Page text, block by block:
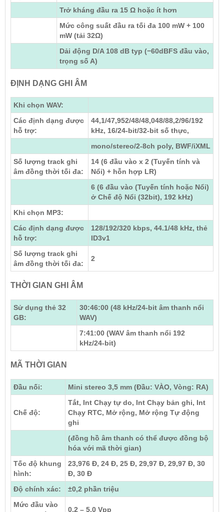
Trở kháng đầu ra 15 Ω hoặc ít hơn
Mức công suất đầu ra tối đa 100 mW + 100
mW (tải 32Ω)
Dải động D/A 108 dB typ (−60dBFS đầu vào,
trọng số A)
ĐỊNH DẠNG GHI ÂM
Khi chọn WAV:
Các định dạng được
hỗ trợ:
44,1/47,952/48/48,048/88,2/96/192
kHz, 16/24-bit/32-bit số thực,
mono/stereo/2-8ch poly, BWF/iXML
Số lượng track ghi
âm đồng thời tối đa:
14 (6 đầu vào x 2 (Tuyến tính và
Nổi) + hỗn hợp LR)
6 (6 đầu vào (Tuyến tính hoặc Nổi)
ở Chế độ Nổi (32bit), 192 kHz)
Khi chọn MP3:
Các định dạng được
hỗ trợ:
128/192/320 kbps, 44.1/48 kHz, thẻ
ID3v1
Số lượng track ghi
âm đồng thời tối đa:
2
THỜI GIAN GHI ÂM
Sử dụng thẻ 32
GB:
30:46:00 (48 kHz/24-bit âm thanh nổi
WAV)
7:41:00 (WAV âm thanh nổi 192
kHz/24-bit)
MÃ THỜI GIAN
Đầu nối: Mini stereo 3,5 mm (Đầu: VÀO, Vòng: RA)
Chế độ:
Tắt, Int Chạy tự do, Int Chạy bản ghi, Int
Chạy RTC, Mở rộng, Mở rộng Tự động
ghi
(đồng hồ âm thanh có thể được đồng bộ
hóa với mã thời gian)
Tốc độ khung
hình:
23,976 Đ, 24 Đ, 25 Đ, 29,97 Đ, 29,97 Đ, 30
Đ, 30 Đ
Độ chính xác:
±0,2 phần triệu
Mức đầu vào
0,2 – 5,0 Vpp